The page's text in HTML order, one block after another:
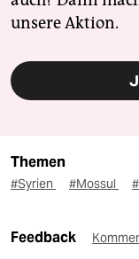
unsere Aktion.
Themen
#Syrien #Mossul
Feedback